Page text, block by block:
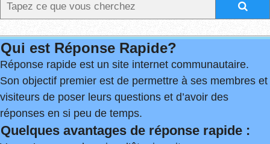
Qui est Réponse Rapide?
Réponse rapide est un site internet communautaire.
Son objectif premier est de permettre à ses membres et
visiteurs de poser leurs questions et d’avoir des
réponses en si peu de temps.
Quelques avantages de réponse rapide :